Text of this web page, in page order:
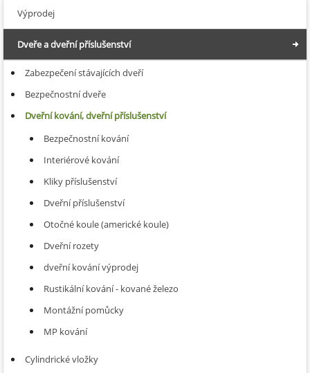
Výprodej
Dveře a dveřní příslušenství
Zabezpečení stávajících dveří
Bezpečnostní dveře
Dveřní kování, dveřní příslušenství
Bezpečnostní kování
Interiérové kování
Kliky příslušenství
Dveřní příslušenství
Otočné koule (americké koule)
Dveřní rozety
dveřní kování výprodej
Rustikální kování - kované železo
Montážní pomůcky
MP kování
Cylindrické vložky